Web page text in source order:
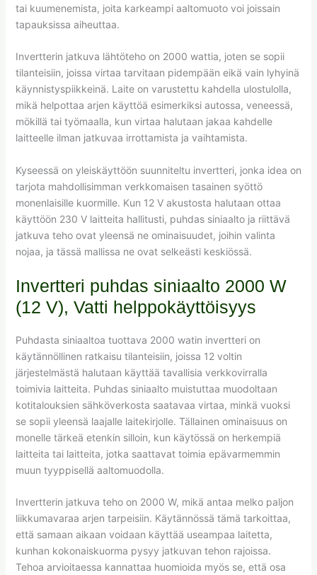
tai kuumenemista, joita karkeampi aaltomuoto voi joissain
tapauksissa aiheuttaa.
Invertterin jatkuva lähtöteho on 2000 wattia, joten se sopii
tilanteisiin, joissa virtaa tarvitaan pidempään eikä vain lyhyinä
käynnistyspiikkeinä. Laite on varustettu kahdella ulostulolla,
mikä helpottaa arjen käyttöä esimerkiksi autossa, veneessä,
mökillä tai työmaalla, kun virtaa halutaan jakaa kahdelle
laitteelle ilman jatkuvaa irrottamista ja vaihtamista.
Kyseessä on yleiskäyttöön suunniteltu invertteri, jonka idea on
tarjota mahdollisimman verkkomaisen tasainen syöttö
monenlaisille kuormille. Kun 12 V akustosta halutaan ottaa
käyttöön 230 V laitteita hallitusti, puhdas siniaalto ja riittävä
jatkuva teho ovat yleensä ne ominaisuudet, joihin valinta
nojaa, ja tässä mallissa ne ovat selkeästi keskiössä.
Invertteri puhdas siniaalto 2000 W
(12 V), Vatti helppokäyttöisyys
Puhdasta siniaaltoa tuottava 2000 watin invertteri on
käytännöllinen ratkaisu tilanteisiin, joissa 12 voltin
järjestelmästä halutaan käyttää tavallisia verkkovirralla
toimivia laitteita. Puhdas siniaalto muistuttaa muodoltaan
kotitalouksien sähköverkosta saatavaa virtaa, minkä vuoksi
se sopii yleensä laajalle laitekirjolle. Tällainen ominaisuus on
monelle tärkeä etenkin silloin, kun käytössä on herkempiä
laitteita tai laitteita, jotka saattavat toimia epävarmemmin
muun tyyppisellä aaltomuodolla.
Invertterin jatkuva teho on 2000 W, mikä antaa melko paljon
liikkumavaraa arjen tarpeisiin. Käytännössä tämä tarkoittaa,
että samaan aikaan voidaan käyttää useampaa laitetta,
kunhan kokonaiskuorma pysyy jatkuvan tehon rajoissa.
Tehoa arvioitaessa kannattaa huomioida myös se, että osa